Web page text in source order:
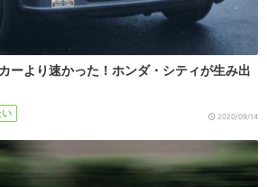
ーより速かった！ホンダ・シティが生み出
2020/09/14